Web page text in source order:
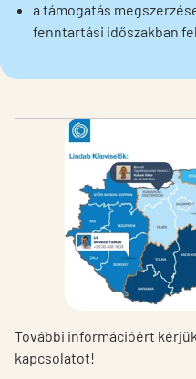
a támogatás
fenntartási időszakban
További információért
kapcsolatot!